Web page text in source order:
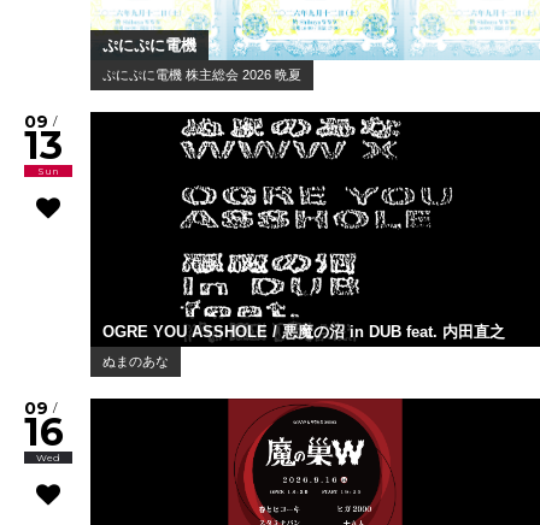
ぷにぷに電機
ぷにぷに電機 株主総会 2026 晩夏
09 /
13
Sun
OGRE YOU ASSHOLE / 悪魔の沼 in DUB feat. 内田直之
ぬまのあな
09 /
16
Wed